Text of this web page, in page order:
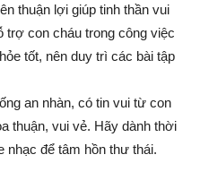
thuận lợi giúp tinh thần vui
trợ con cháu trong công việc
tốt, nên duy trì các bài tập
an nhàn, có tin vui từ con
thuận, vui vẻ. Hãy dành thời
nhạc để tâm hồn thư thái.